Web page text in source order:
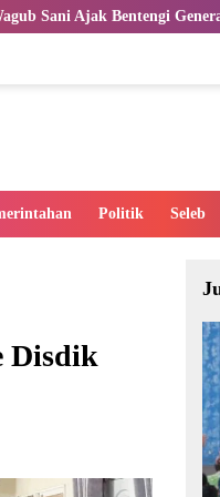
Generasi Muda Jambi dari
Politik Seleb
Disdik